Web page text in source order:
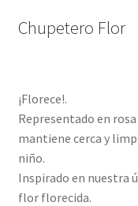
Chupetero Flor
¡Florece!.
Representado en
mantiene cerca y
niño.
Inspirado en nuestra
flor florecida.